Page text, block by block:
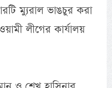
ম্যুরাল ভাঙচুর করা
লীগের কার্যালয়